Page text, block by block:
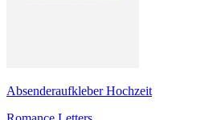
Absenderaufkleber Hochzeit